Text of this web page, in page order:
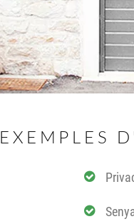
EXEMPLES